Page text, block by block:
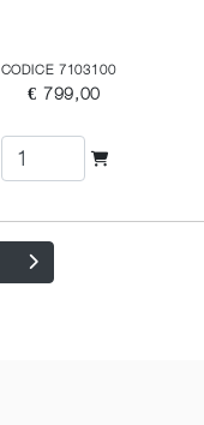
CODICE 7103100
€ 799,00